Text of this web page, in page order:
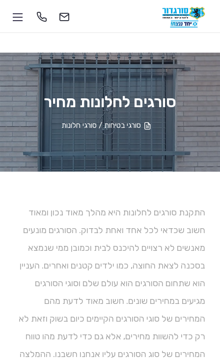
סורגים לחלונות מחיר
סורגי בטיחות / סורגי חלונות
התקנת סורגים לחלונות היא מהלך מאוד נכון ומאוד
חשוב שכדאי לכל אחד ואחת לבדוק. הסורגים מונעים
מאנשים לא רצויים להיכנס לבית וכמובן ממי שנמצא
בסכנה לצאת החוצה, כמו ילדים קטנים ואחרים. העניין
הוא שתחום הסורגים הוא עולם שלם וסוגי הסורגים
מגיעים במחירים שונים. חשוב מאוד לדעת מהם
המחירים של סוגי הסורגים הקיימים כיום בשוק וזאת לא
רק כדי להשוות מחירים, אלא גם כדי לדעת מהו טווח
המחירים של סוג הסורגים עליו אנחנו חשבנו. ההמלצה
1-700-555-055
soragdoor@soragdoor.com